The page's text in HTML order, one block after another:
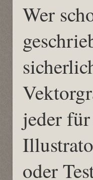
Wer
jeder
oder